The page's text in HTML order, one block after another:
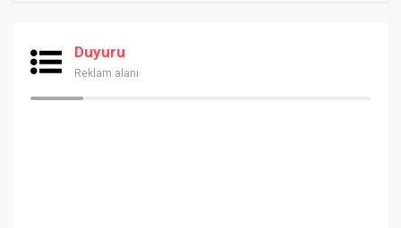
Duyuru
Reklam alanı